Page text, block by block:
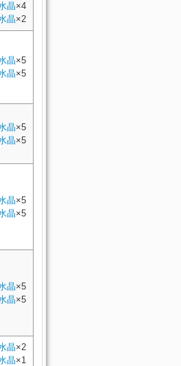
晶×4
晶×2
晶×5
晶×5
晶×5
晶×5
晶×5
晶×5
晶×5
晶×5
晶×2
晶×1